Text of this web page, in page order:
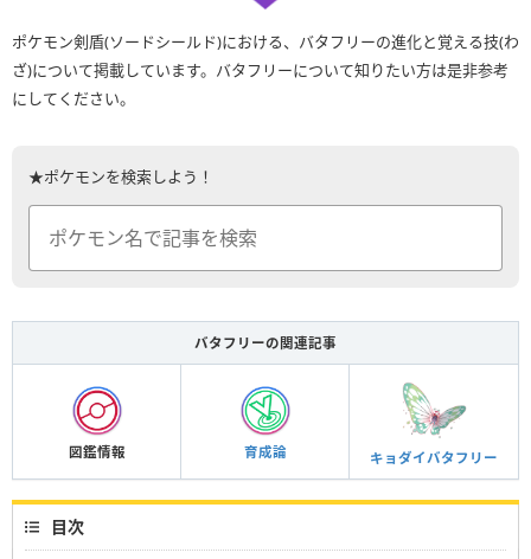
ポケモン剣盾(ソードシールド)における、バタフリーの進化と覚える技(わ
ざ)について掲載しています。バタフリーについて知りたい方は是非参考
にしてください。
★ポケモンを検索しよう！
バタフリーの関連記事
図鑑情報 育成論 キョダイバタフリー
目次